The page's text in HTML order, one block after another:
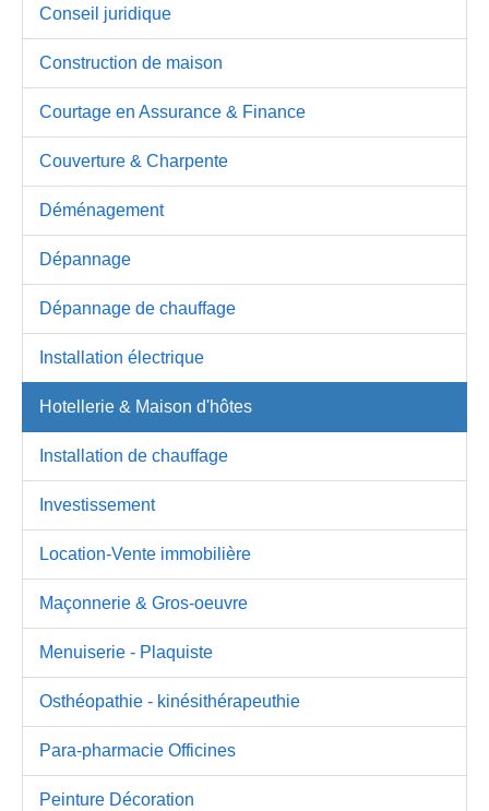
Conseil juridique
Construction de maison
Courtage en Assurance & Finance
Couverture & Charpente
Déménagement
Dépannage
Dépannage de chauffage
Installation électrique
Hotellerie & Maison d'hôtes
Installation de chauffage
Investissement
Location-Vente immobilière
Maçonnerie & Gros-oeuvre
Menuiserie - Plaquiste
Osthéopathie - kinésithérapeuthie
Para-pharmacie Officines
Peinture Décoration